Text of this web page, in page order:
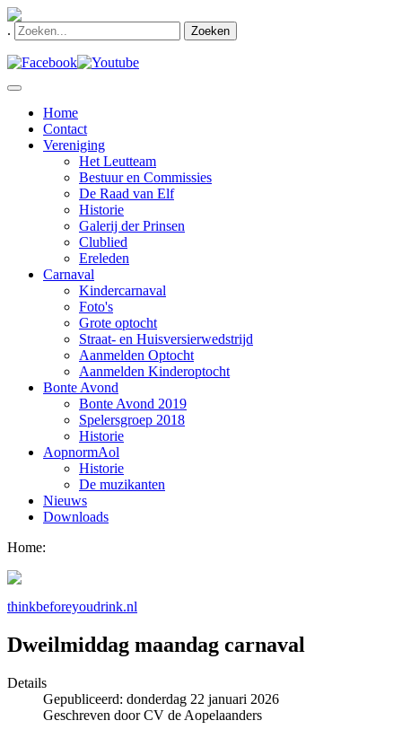
. Zoeken
Home
Contact
Vereniging
Het Leutteam
Bestuur en Commissies
De Raad van Elf
Historie
Galerij der Prinsen
Clublied
Ereleden
Carnaval
Kindercarnaval
Foto's
Grote optocht
Straat- en Huisversierwedstrijd
Aanmelden Optocht
Aanmelden Kinderoptocht
Bonte Avond
Bonte Avond 2019
Spelersgroep 2018
Historie
AopnormAol
Historie
De muzikanten
Nieuws
Downloads
Home:
thinkbeforeyoudrink.nl
Dweilmiddag maandag carnaval
Details
Gepubliceerd: donderdag 22 januari 2026
Geschreven door CV de Aopelaanders